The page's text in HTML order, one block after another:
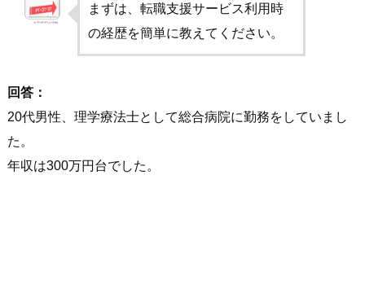
まずは、転職支援サービス利用時
の経歴を簡単に教えてください。
回答：
20代男性、理学療法士として総合病院に勤務をしていまし
た。
年収は300万円台でした。